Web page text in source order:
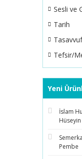
Sesli ve
Tarih
Tasavvuf
Tefsir/
Yeni
İslam
Pembe